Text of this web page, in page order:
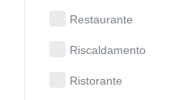
Restaurante
Riscaldamento
Ristorante